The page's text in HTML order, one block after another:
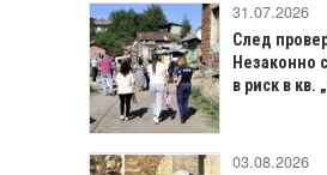
31.07.2026
След
Незаконно
в риск в кв.
03.08.2026